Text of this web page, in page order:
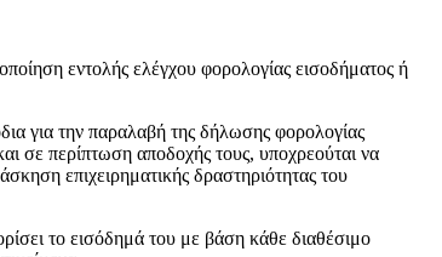
εντολής ελέγχου φορολογίας εισοδήματος ή
για την παραλαβή της δήλωσης φορολογίας
σε περίπτωση αποδοχής τους, υποχρεούται να
επιχειρηματικής δραστηριότητας του
το εισόδημά του με βάση κάθε διαθέσιμο